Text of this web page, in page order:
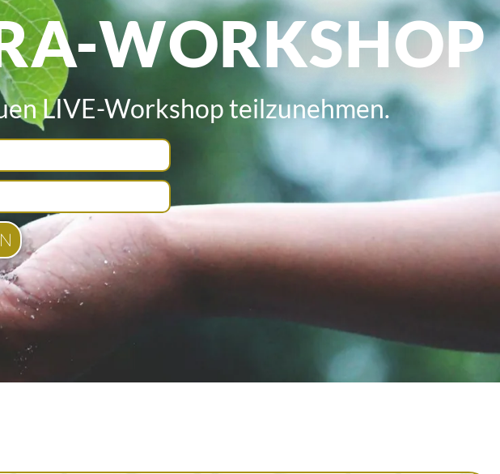
WORKSHOP
LIVE-Workshop teilzunehmen.